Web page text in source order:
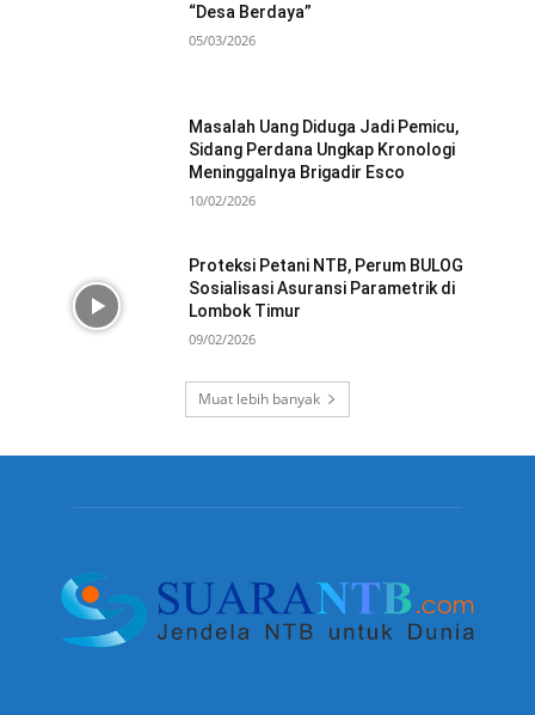
“Desa Berdaya”
05/03/2026
Masalah Uang Diduga Jadi Pemicu,
Sidang Perdana Ungkap Kronologi
Meninggalnya Brigadir Esco
10/02/2026
Proteksi Petani NTB, Perum BULOG
Sosialisasi Asuransi Parametrik di
Lombok Timur
09/02/2026
Muat lebih banyak